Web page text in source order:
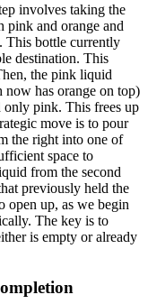
involves taking the
pink and orange and
This bottle currently
destination. This
the pink liquid
has orange on top)
only pink. This frees up
move is to pour
the right into one of
space to
from the second
previously held the
open up, as we begin
The key is to
is empty or already